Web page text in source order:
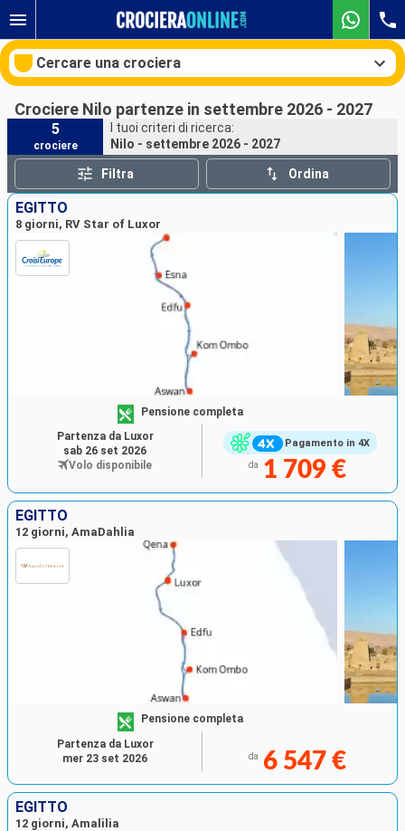
Cercare una crociera
Le nostre destinazioni
Mesi di partenza
Porti
Ricerca
Crociere Nilo partenze in settembre 2026 - 2027
5
crociere
I tuoi criteri di ricerca:
Nilo - settembre 2026 - 2027
Filtra Ordina
EGITTO
8 giorni, RV Star of Luxor
Pagamento in 4X
Pensione completa
da 1 709 €
Partenza da Luxor
sab 26 set 2026
Volo disponibile
EGITTO
12 giorni, AmaDahlia
Pensione completa
da 6 547 €
Partenza da Luxor
mer 23 set 2026
EGITTO
12 giorni, Amalilia